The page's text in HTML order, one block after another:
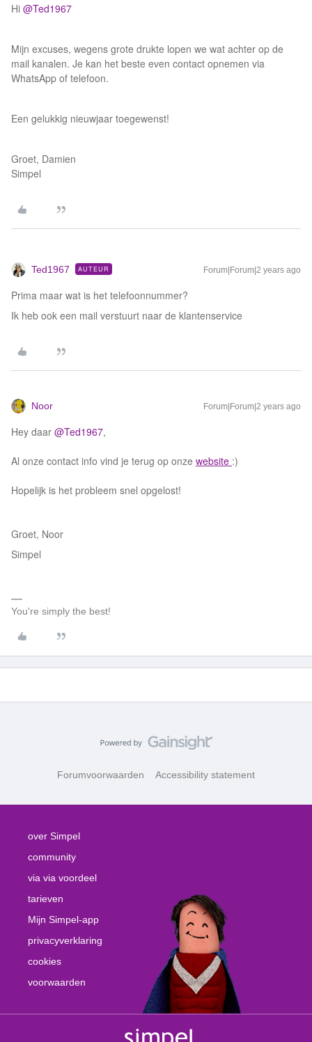
Hi @Ted1967
Mijn excuses, wegens grote drukte lopen we wat achter op de
mail kanalen. Je kan het beste even contact opnemen via
WhatsApp of telefoon.
Een gelukkig nieuwjaar toegewenst!
Groet, Damien
Simpel
Ted1967 AUTEUR Forum|Forum|2 years ago
Prima maar wat is het telefoonnummer?
Ik heb ook een mail verstuurt naar de klantenservice
Noor Forum|Forum|2 years ago
Hey daar @Ted1967,
Al onze contact info vind je terug op onze website :)
Hopelijk is het probleem snel opgelost!
Groet, Noor
Simpel
You're simply the best!
Forumvoorwaarden Accessibility statement
over Simpel
community
via via voordeel
tarieven
Mijn Simpel-app
privacyverklaring
cookies
voorwaarden